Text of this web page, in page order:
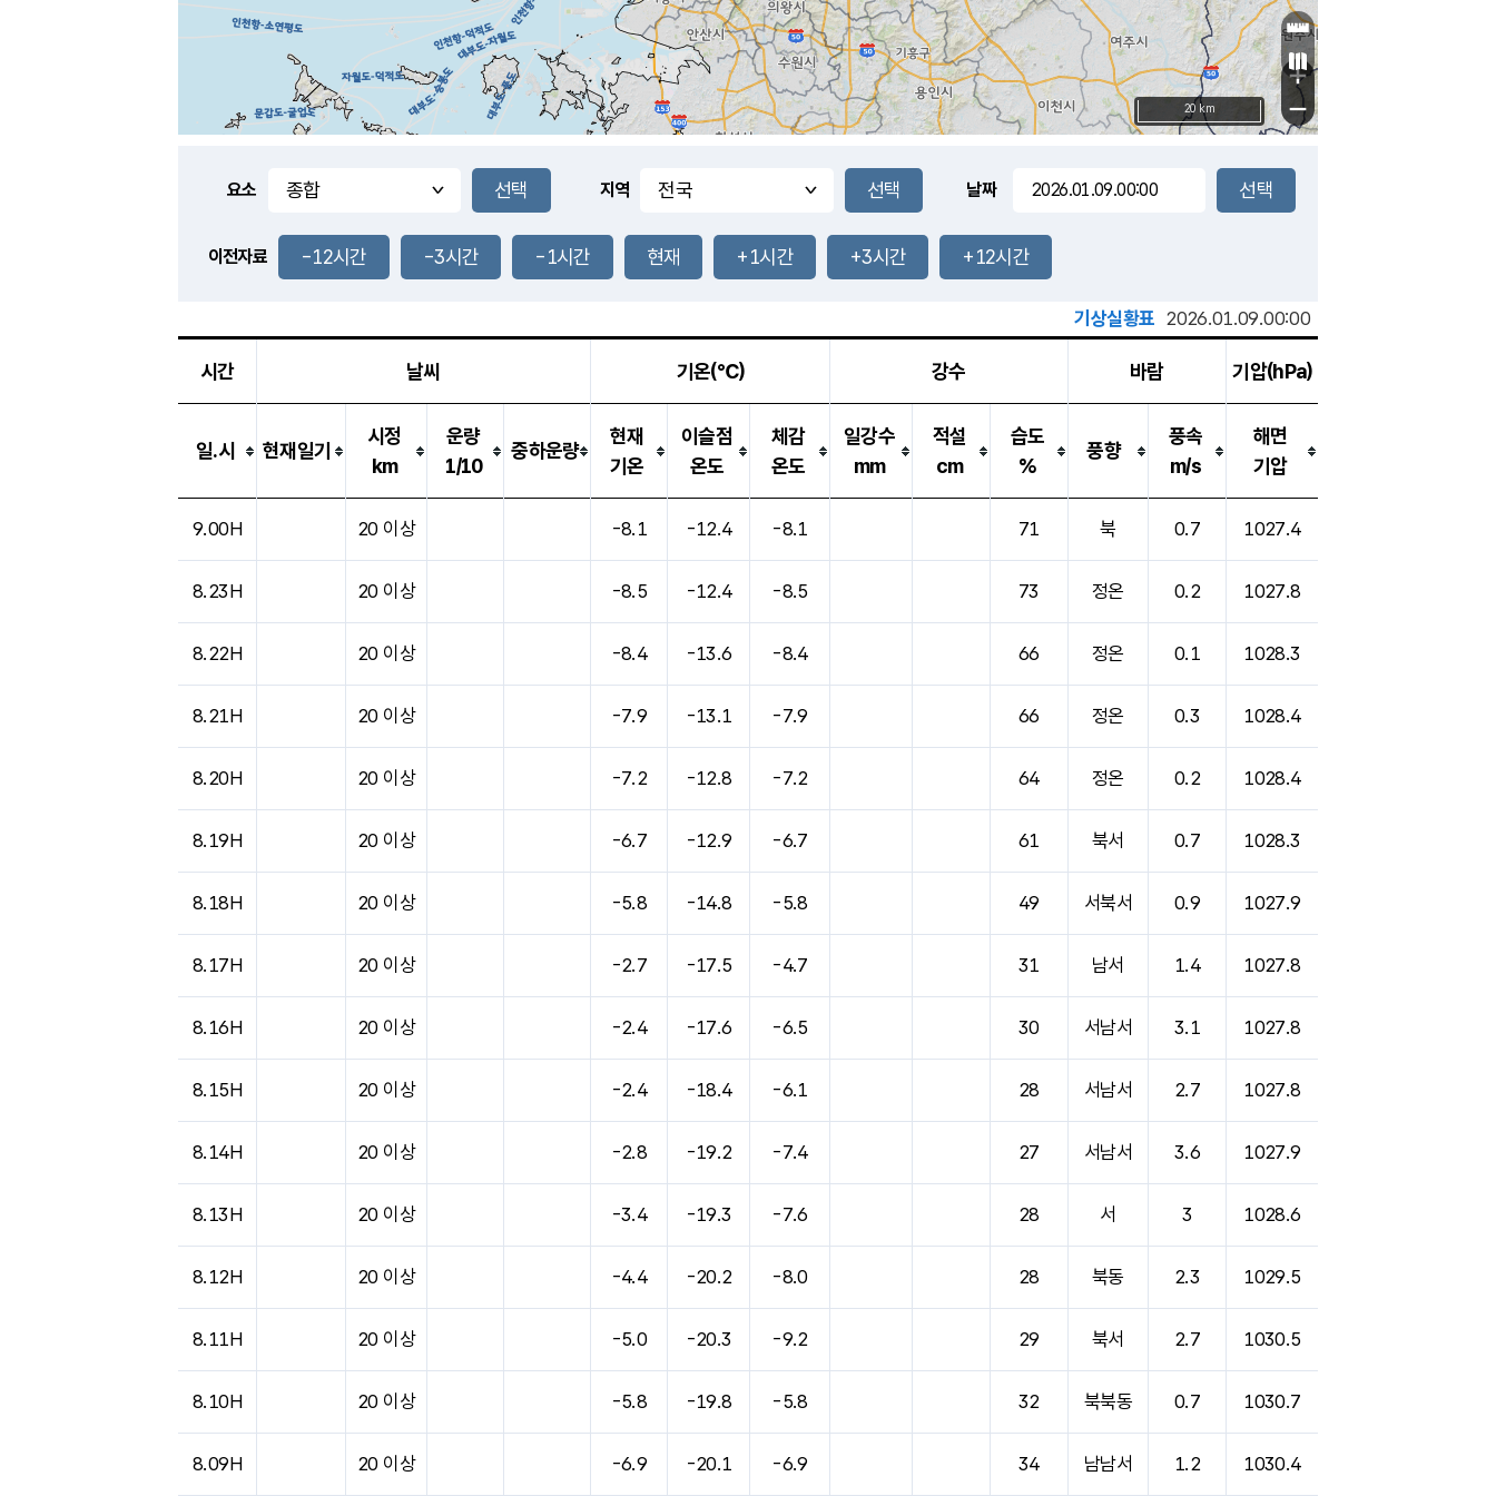
+
−
20 km
요소 지역 날짜
이전자료 -12시간 -3시간 -1시간 현재 +1시간 +3시간 +12시간
기상실황표 2026.01.09.00:00
시간 날씨 기온(℃) 강수 바람 기압(hPa)
일.시 현재일기
시정
km
운량
1/10
중하운량
현재
기온
이슬점
온도
체감
온도
일강수
mm
적설
cm
습도
%
풍향
풍속
m/s
해면
기압
9.00H 20 이상 -8.1 -12.4 -8.1 71 북 0.7 1027.4
8.23H 20 이상 -8.5 -12.4 -8.5 73 정온 0.2 1027.8
8.22H 20 이상 -8.4 -13.6 -8.4 66 정온 0.1 1028.3
8.21H 20 이상 -7.9 -13.1 -7.9 66 정온 0.3 1028.4
8.20H 20 이상 -7.2 -12.8 -7.2 64 정온 0.2 1028.4
8.19H 20 이상 -6.7 -12.9 -6.7 61 북서 0.7 1028.3
8.18H 20 이상 -5.8 -14.8 -5.8 49 서북서 0.9 1027.9
8.17H 20 이상 -2.7 -17.5 -4.7 31 남서 1.4 1027.8
8.16H 20 이상 -2.4 -17.6 -6.5 30 서남서 3.1 1027.8
8.15H 20 이상 -2.4 -18.4 -6.1 28 서남서 2.7 1027.8
8.14H 20 이상 -2.8 -19.2 -7.4 27 서남서 3.6 1027.9
8.13H 20 이상 -3.4 -19.3 -7.6 28 서 3 1028.6
8.12H 20 이상 -4.4 -20.2 -8.0 28 북동 2.3 1029.5
8.11H 20 이상 -5.0 -20.3 -9.2 29 북서 2.7 1030.5
8.10H 20 이상 -5.8 -19.8 -5.8 32 북북동 0.7 1030.7
8.09H 20 이상 -6.9 -20.1 -6.9 34 남남서 1.2 1030.4